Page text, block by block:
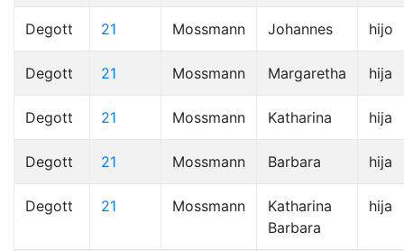
Degott 21 Mossmann Johannes hijo
Degott 21 Mossmann Margaretha hija
Degott 21 Mossmann Katharina hija
Degott 21 Mossmann Barbara hija
Degott 21 Mossmann
Katharina
Barbara
hija